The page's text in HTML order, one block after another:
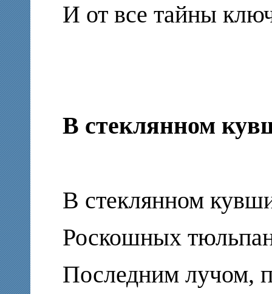
И от все тайны
В стеклянном
В стеклянном
Роскошных
Последним лучом,